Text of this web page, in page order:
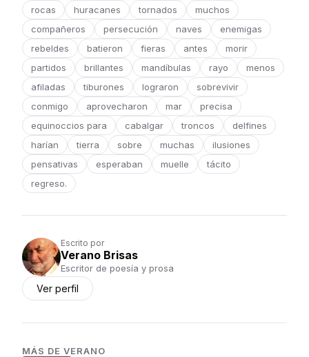
rocas
huracanes tornados
muchos
compañeros
persecución naves
enemigas
rebeldes
batieron fieras antes
morir
partidos
brillantes mandíbulas rayo
menos
afiladas
tiburones lograron
sobrevivir
conmigo
aprovecharon mar
precisa
equinoccios para
cabalgar troncos
delfines
harían
tierra sobre muchas
ilusiones
pensativas
esperaban muelle
tácito
regreso.
Escrito por
Verano Brisas
Escritor de poesía y prosa
Ver perfil
MÁS DEVERANO